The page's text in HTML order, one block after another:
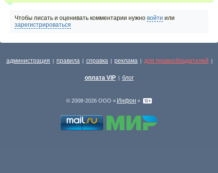
Чтобы писать и оценивать комментарии нужно войти или
зарегистрироваться
администрация | правила | справка | реклама | для правообладателей |
оплата VIP | блог
© 2008-2026 ООО « Инфон »